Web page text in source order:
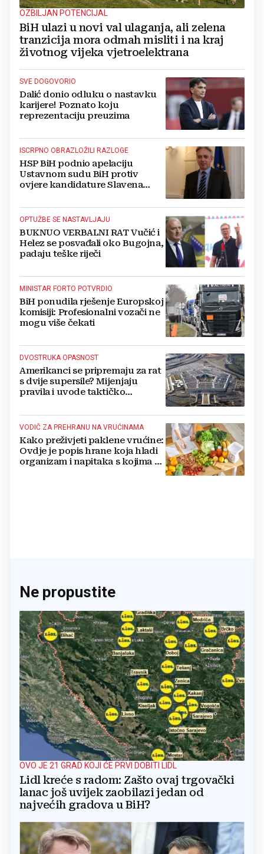
OZBILJAN POTENCIJAL
BiH ulazi u novi val ulaganja, ali zelena
tranzicija mora odmah misliti i na kraj
životnog vijeka vjetroelektrana
SVE DOGOVORIO
Dalić donio odluku o nastavku
karijere! Poznato koju
reprezentaciju preuzima
ISCRPNO OBRAZLOŽILI RAZLOGE
HSP BiH podnio apelaciju
Ustavnom sudu BiH protiv
ovjere kandidature Slavena
OPTUŽBE SE NASTAVLJAJU
BUKNUO VERBALNI RAT Vučić i
Helez se posvađali oko Bugojna,
padaju teške riječi
MINISTAR FORTO POTVRDIO
BiH ponudila rješenje Europskoj
komisiji: Profesionalni vozači ne
mogu više čekati
DVOSTRUKA OPASNOST
Amerikanci se pripremaju za rat
s dvije supersile? Mijenjaju
pravila i uvode taktičko
VODIČ ZA PREHRANU NA VRUĆINAMA
Kako preživjeti paklene vrućine:
Ovdje je popis hrane koja hladi
organizam i napitaka s kojima si
Ne propustite
OVO JE 21 GRAD KOJI ĆE PRVI DOBITI LIDL
Lidl kreće s radom: Zašto ovaj trgovački
lanac još uvijek zaobilazi jedan od
najvećih gradova u BiH?